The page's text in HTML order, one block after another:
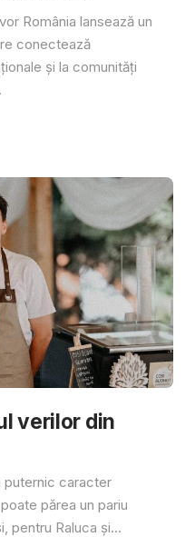
România lansează un
conectează
și la comunități
verilor din
puternic caracter
părea un pariu
pentru Raluca și...